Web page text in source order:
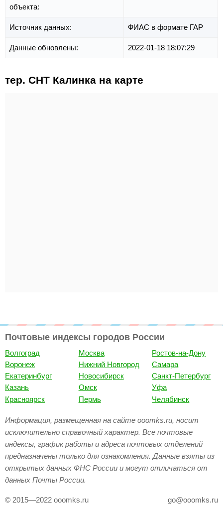
объекта:
Источник данных: ФИАС в формате ГАР
Данные обновлены: 2022-01-18 18:07:29
тер. СНТ Калинка на карте
Почтовые индексы городов России
Волгоград
Воронеж
Екатеринбург
Казань
Красноярск
Москва
Нижний Новгород
Новосибирск
Омск
Пермь
Ростов-на-Дону
Самара
Санкт-Петербург
Уфа
Челябинск
Информация, размещенная на сайте ooomks.ru, носит
исключительно справочный характер. Все почтовые
индексы, график работы и адреса почтовых отделений
предназначены только для ознакомления. Данные взяты из
открытых данных ФНС России и могут отличаться от
данных Почты России.
© 2015—2022 ooomks.ru go@ooomks.ru